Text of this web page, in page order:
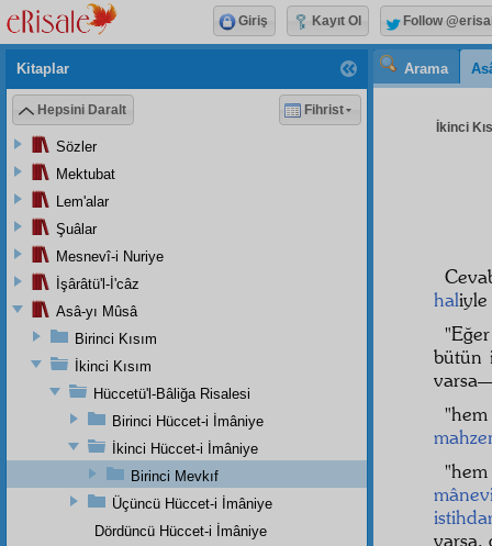
Arama
İkinci
haliyle
bütün
varsa,
Kitaplar
Hepsini Daralt Fihrist
Sözler
Mektubat
Lem'alar
Şuâlar
Mesnevî-i Nuriye
İşârâtü'l-İ'câz
Asâ-yı Mûsâ
Birinci Kısım
İkinci Kısım
Hüccetü'l-Bâliğa Risalesi
Birinci Hüccet-i İmâniye
İkinci Hüccet-i İmâniye
Birinci Mevkıf
Üçüncü Hüccet-i İmâniye
Dördüncü Hüccet-i İmâniye
Giriş Kayıt Ol Follow